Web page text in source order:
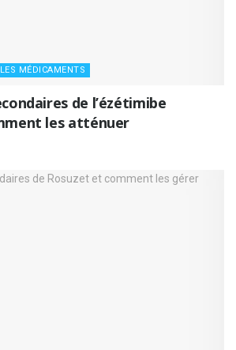
MÉDICAMENTS
de l’ézétimibe
les atténuer